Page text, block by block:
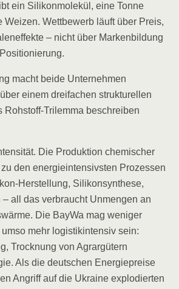
ein Silikonmolekül, eine Tonne
Weizen. Wettbewerb läuft über Preis,
– nicht über Markenbildung
macht beide Unternehmen
einem dreifachen strukturellen
Rohstoff-Trilemma beschreiben
Die Produktion chemischer
den energieintensivsten Prozessen
Herstellung, Silikonsynthese,
all das verbraucht Unmengen an
Die BayWa mag weniger
mehr logistikintensiv sein:
Trocknung von Agrargütern
Als die deutschen Energiepreise
Angriff auf die Ukraine explodierten